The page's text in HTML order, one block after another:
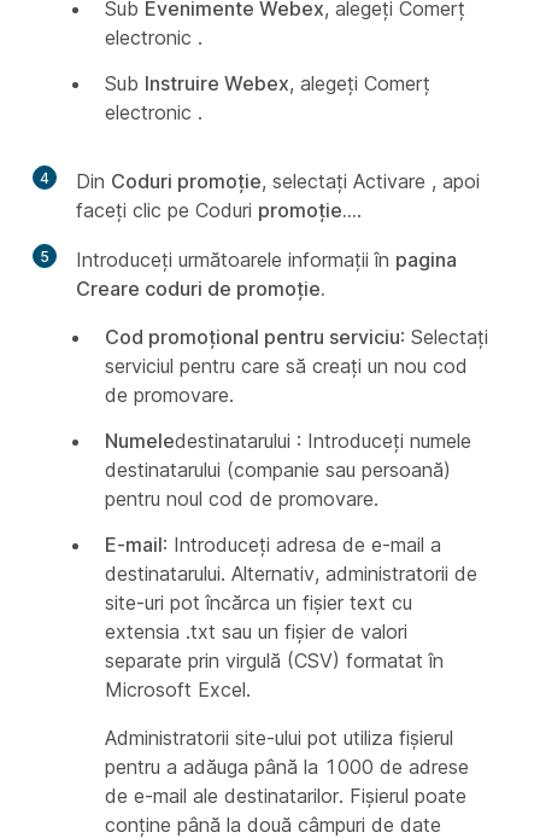
Sub Evenimente Webex, alegeți Comerț
electronic .
Sub Instruire Webex, alegeți Comerț
electronic .
4 Din Coduri promoție, selectați Activare , apoi
faceți clic pe Coduri promoție....
5 Introduceți următoarele informații în pagina
Creare coduri de promoție.
Cod promoțional pentru serviciu: Selectați
serviciul pentru care să creați un nou cod
de promovare.
Numeledestinatarului : Introduceți numele
destinatarului (companie sau persoană)
pentru noul cod de promovare.
E-mail: Introduceți adresa de e-mail a
destinatarului. Alternativ, administratorii de
site-uri pot încărca un fișier text cu
extensia .txt sau un fișier de valori
separate prin virgulă (CSV) formatat în
Microsoft Excel.
Administratorii site-ului pot utiliza fișierul
pentru a adăuga până la 1000 de adrese
de e-mail ale destinatarilor. Fișierul poate
conține până la două câmpuri de date